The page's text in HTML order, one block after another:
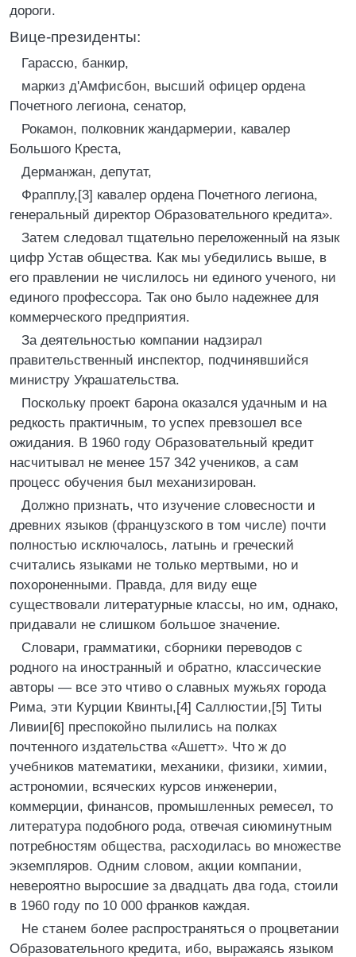
дороги.
Вице-президенты:
Гарассю, банкир,
маркиз д'Амфисбон, высший офицер ордена
Почетного легиона, сенатор,
Рокамон, полковник жандармерии, кавалер
Большого Креста,
Дерманжан, депутат,
Фрапплу,[3] кавалер ордена Почетного легиона,
генеральный директор Образовательного кредита».
Затем следовал тщательно переложенный на язык
цифр Устав общества. Как мы убедились выше, в
его правлении не числилось ни единого ученого, ни
единого профессора. Так оно было надежнее для
коммерческого предприятия.
За деятельностью компании надзирал
правительственный инспектор, подчинявшийся
министру Украшательства.
Поскольку проект барона оказался удачным и на
редкость практичным, то успех превзошел все
ожидания. В 1960 году Образовательный кредит
насчитывал не менее 157 342 учеников, а сам
процесс обучения был механизирован.
Должно признать, что изучение словесности и
древних языков (французского в том числе) почти
полностью исключалось, латынь и греческий
считались языками не только мертвыми, но и
похороненными. Правда, для виду еще
существовали литературные классы, но им, однако,
придавали не слишком большое значение.
Словари, грамматики, сборники переводов с
родного на иностранный и обратно, классические
авторы — все это чтиво о славных мужьях города
Рима, эти Курции Квинты,[4] Саллюстии,[5] Титы
Ливии[6] преспокойно пылились на полках
почтенного издательства «Ашетт». Что ж до
учебников математики, механики, физики, химии,
астрономии, всяческих курсов инженерии,
коммерции, финансов, промышленных ремесел, то
литература подобного рода, отвечая сиюминутным
потребностям общества, расходилась во множестве
экземпляров. Одним словом, акции компании,
невероятно выросшие за двадцать два года, стоили
в 1960 году по 10 000 франков каждая.
Не станем более распространяться о процветании
Образовательного кредита, ибо, выражаясь языком